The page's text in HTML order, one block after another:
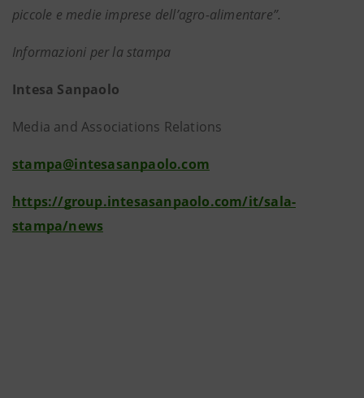
piccole e medie imprese dell’agro-alimentare”.
Informazioni per la stampa
Intesa Sanpaolo
Media and Associations Relations
stampa@intesasanpaolo.com
https://group.intesasanpaolo.com/it/sala-
stampa/news